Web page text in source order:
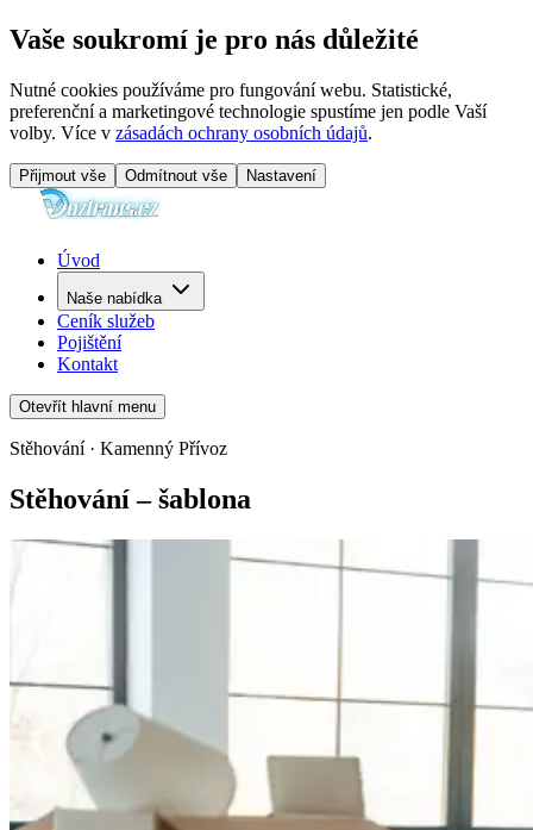
Vaše soukromí je pro nás důležité
Nutné cookies používáme pro fungování webu. Statistické,
preferenční a marketingové technologie spustíme jen podle Vaší
volby. Více v zásadách ochrany osobních údajů.
Přijmout vše Odmítnout vše Nastavení
Úvod
Naše nabídka
Ceník služeb
Pojištění
Kontakt
Otevřít hlavní menu
Stěhování · Kamenný Přívoz
Stěhování – šablona